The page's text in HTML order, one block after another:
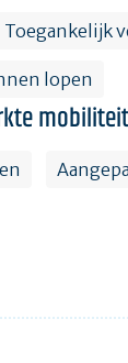
Toegankelijk
lopen
mobiliteit